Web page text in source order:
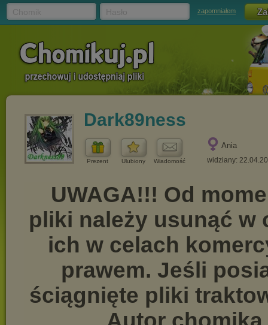
zapomniałem
Dark89ness
Prezent Ulubiony Wiadomość
Ania
widziany: